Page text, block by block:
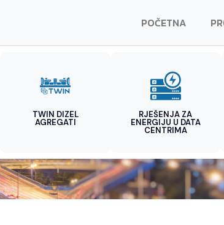
POČETNA
TWIN DIZEL
AGREGATI
RJEŠENJA ZA
ENERGIJU U DATA
CENTRIMA